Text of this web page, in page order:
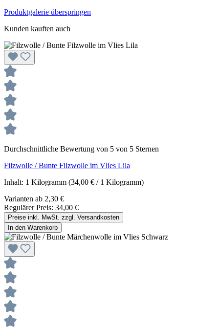
Produktgalerie überspringen
Kunden kauften auch
Durchschnittliche Bewertung von 5 von 5 Sternen
Filzwolle / Bunte Filzwolle im Vlies Lila
Inhalt: 1 Kilogramm (34,00 € / 1 Kilogramm)
Varianten ab 2,30 €
Regulärer Preis: 34,00 €
Preise inkl. MwSt. zzgl. Versandkosten
In den Warenkorb